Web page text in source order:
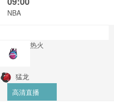
NBA
热火
猛龙
高清直播